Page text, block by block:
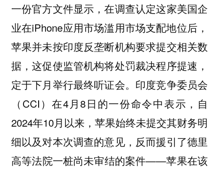
一份官方文件显示，在调查认定这家美国企
业在iPhone应用市场滥用市场支配地位后，
苹果并未按印度反垄断机构要求提交相关数
据，这促使监管机构将处罚裁决程序提速，
定于下月举行最终听证会。印度竞争委员会
（CCI）在4月8日的一份命令中表示，自
2024年10月以来，苹果始终未提交其财务明
细以及对本次调查的意见，反而援引了德里
高等法院一桩尚未审结的案件——苹果在该